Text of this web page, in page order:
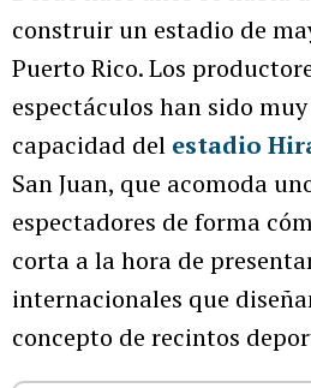
construir un estadio de
Puerto Rico. Los
espectáculos han sido
capacidad del estadio
San Juan, que acomoda
espectadores de forma
corta a la hora de
internacionales que
concepto de recintos